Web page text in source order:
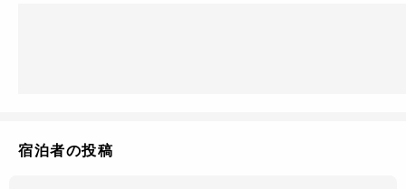
宿泊者の投稿